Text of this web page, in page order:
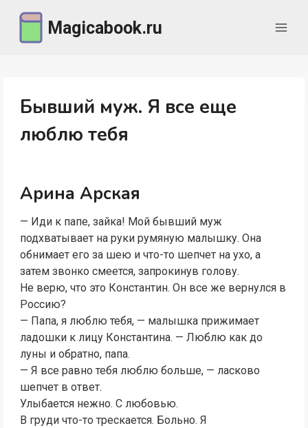
содержимому
Magicabook.ru
Бывший муж. Я все еще
люблю тебя
Арина Арская
— Иди к папе, зайка! Мой бывший муж
подхватывает на руки румяную малышку. Она
обнимает его за шею и что-то шепчет на ухо, а
затем звонко смеется, запрокинув голову.
Не верю, что это Константин. Он все же вернулся в
Россию?
— Папа, я люблю тебя, — малышка прижимает
ладошки к лицу Константина. — Люблю как до
луны и обратно, папа.
— Я все равно тебя люблю больше, — ласково
шепчет в ответ.
Улыбается нежно. С любовью.
В груди что-то трескается. Больно. Я